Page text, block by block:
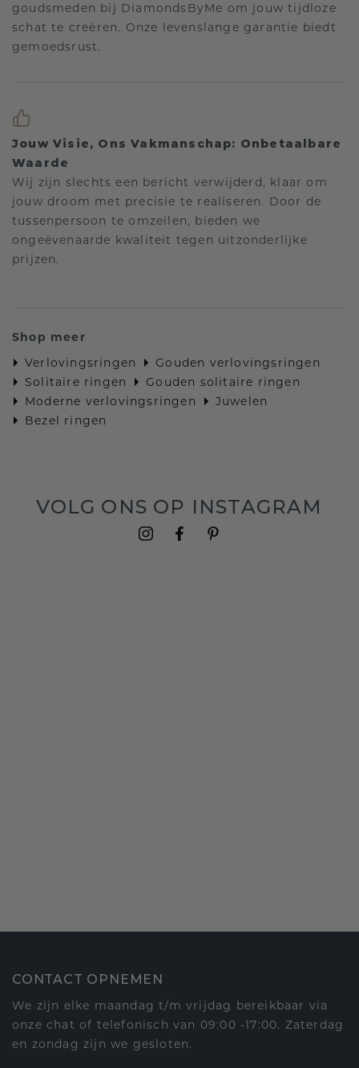
goudsmeden bij DiamondsByMe om jouw tijdloze
schat te creëren. Onze levenslange garantie biedt
gemoedsrust.
Jouw Visie, Ons Vakmanschap: Onbetaalbare
Waarde
Wij zijn slechts een bericht verwijderd, klaar om
jouw droom met precisie te realiseren. Door de
tussenpersoon te omzeilen, bieden we
ongeëvenaarde kwaliteit tegen uitzonderlijke
prijzen.
Shop meer
Verlovingsringen
Gouden verlovingsringen
Solitaire ringen
Gouden solitaire ringen
Moderne verlovingsringen
Juwelen
Bezel ringen
VOLG ONS OP INSTAGRAM
CONTACT OPNEMEN
We zijn elke maandag t/m vrijdag bereikbaar via
onze chat of telefonisch van 09:00 -17:00. Zaterdag
en zondag zijn we gesloten.